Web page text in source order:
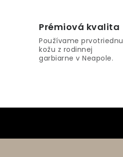
Prémiová kvalita
Používame prvotriednu
kožu z rodinnej
garbiarne v Neapole.